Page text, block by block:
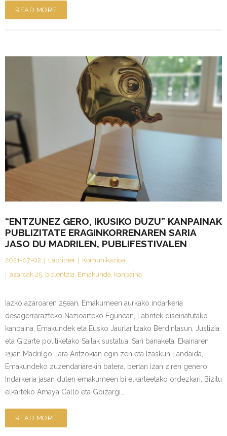
READ MORE
“ENTZUNEZ GERO, IKUSIKO DUZU” KANPAINAK
PUBLIZITATE ERAGINKORRENAREN SARIA
JASO DU MADRILEN, PUBLIFESTIVALEN
2021-07-02 Labritnet
Komunikazioa
azaroak 25 biolentzia Emakunde kanpaina
Iazko azaroaren 25ean, Emakumeen aurkako indarkeria
desagerrarazteko Nazioarteko Egunean, Labritek diseinatutako
kanpaina, Emakundek eta Eusko Jaurlaritzako Berdintasun, Justizia
eta Gizarte politiketako Sailak sustatua. Sari banaketa, Ekainaren
29an Madrilgo Lara Antzokian egin zen eta Izaskun Landaida,
Emakundeko zuzendariarekin batera, bertan izan ziren genero
Indarkeria jasan duten emakumeen bi elkarteetako ordezkari, Bizitu
elkarteko Amaya Gallo eta Goizargi…
READ MORE